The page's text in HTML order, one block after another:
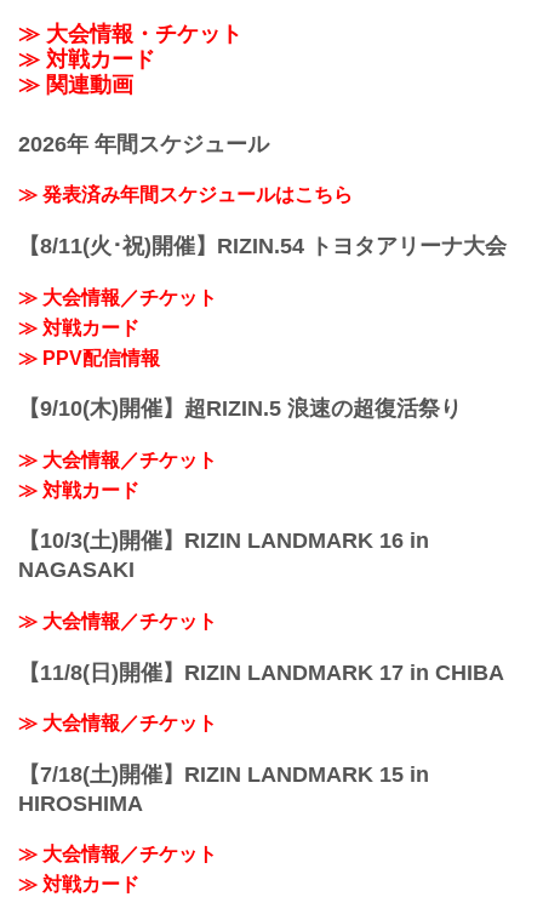
≫ 大会情報・チケット
≫ 対戦カード
≫ 関連動画
2026年 年間スケジュール
≫ 発表済み年間スケジュールはこちら
【8/11(火･祝)開催】RIZIN.54 トヨタアリーナ大会
≫ 大会情報／チケット
≫ 対戦カード
≫ PPV配信情報
【9/10(木)開催】超RIZIN.5 浪速の超復活祭り
≫ 大会情報／チケット
≫ 対戦カード
【10/3(土)開催】RIZIN LANDMARK 16 in
NAGASAKI
≫ 大会情報／チケット
【11/8(日)開催】RIZIN LANDMARK 17 in CHIBA
≫ 大会情報／チケット
【7/18(土)開催】RIZIN LANDMARK 15 in
HIROSHIMA
≫ 大会情報／チケット
≫ 対戦カード